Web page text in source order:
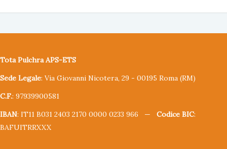
Tota Pulchra APS-ETS
Sede Legale: Via Giovanni Nicotera, 29 - 00195 Roma (RM)
C.F.: 97939900581
IBAN: IT11 B031 2403 2170 0000 0233 966 — Codice BIC:
BAFUITRRXXX